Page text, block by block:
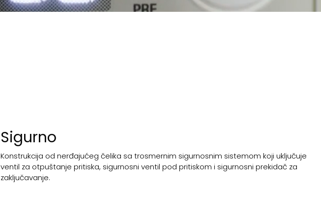
Sigurno
Konstrukcija od nerđajućeg čelika sa trosmernim sigurnosnim sistemom koji uključuje
ventil za otpuštanje pritiska, sigurnosni ventil pod pritiskom i sigurnosni prekidač za
zaključavanje.